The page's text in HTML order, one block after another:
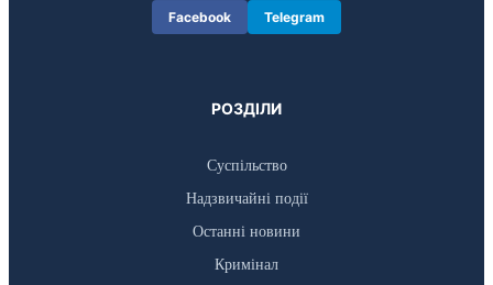
Facebook Telegram
РОЗДІЛИ
Суспільство
Надзвичайні події
Останні новини
Кримінал